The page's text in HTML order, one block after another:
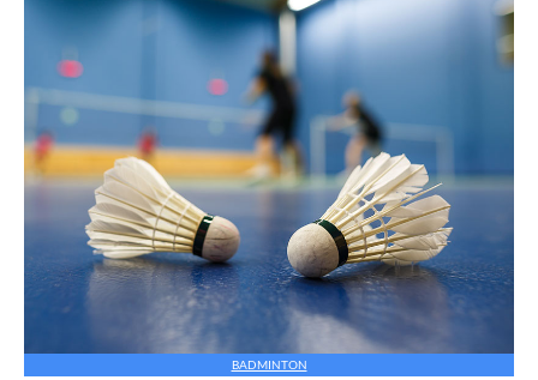
BADMINTON